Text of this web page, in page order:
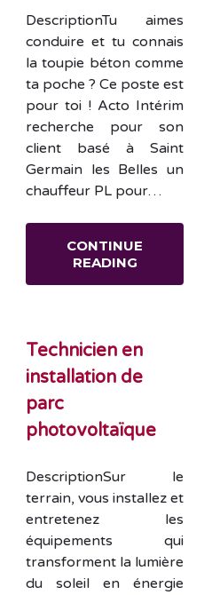
DescriptionTu aimes
conduire et tu connais
la toupie béton comme
ta poche ? Ce poste est
pour toi ! Acto Intérim
recherche pour son
client basé à Saint
Germain les Belles un
chauffeur PL pour…
CONTINUE
READING
Technicien en
installation de
parc
photovoltaïque
DescriptionSur le
terrain, vous installez et
entretenez les
équipements qui
transforment la lumière
du soleil en énergie